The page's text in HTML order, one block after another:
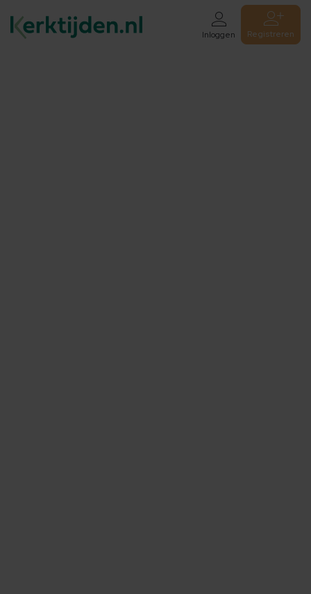
Inloggen Registreren